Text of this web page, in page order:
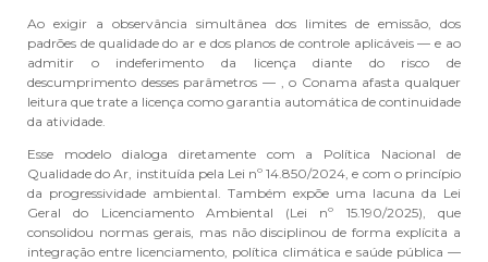
Ao exigir a observância simultânea dos limites de emissão, dos
padrões de qualidade do ar e dos planos de controle aplicáveis — e ao
admitir o indeferimento da licença diante do risco de
descumprimento desses parâmetros — , o Conama afasta qualquer
leitura que trate a licença como garantia automática de continuidade
da atividade.
Esse modelo dialoga diretamente com a Política Nacional de
Qualidade do Ar, instituída pela Lei nº 14.850/2024, e com o princípio
da progressividade ambiental. Também expõe uma lacuna da Lei
Geral do Licenciamento Ambiental (Lei nº 15.190/2025), que
consolidou normas gerais, mas não disciplinou de forma explícita a
integração entre licenciamento, política climática e saúde pública —